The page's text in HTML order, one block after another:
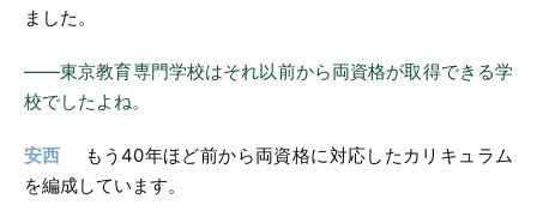
ました。
――東京教育専門学校はそれ以前から両資格が取得できる学
校でしたよね。
安西 もう40年ほど前から両資格に対応したカリキュラム
を編成しています。